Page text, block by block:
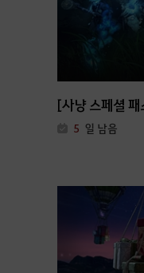
[사냥 스페셜
5 일 남음